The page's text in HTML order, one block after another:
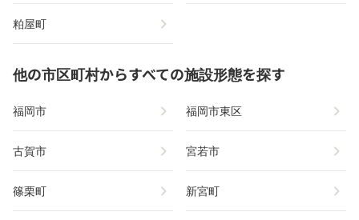
粕屋町 chevron_right
他の市区町村からすべての施設形態を探す
福岡市 chevron_right 福岡市東区 chevron_right
古賀市 chevron_right 宮若市 chevron_right
篠栗町 chevron_right 新宮町 chevron_right